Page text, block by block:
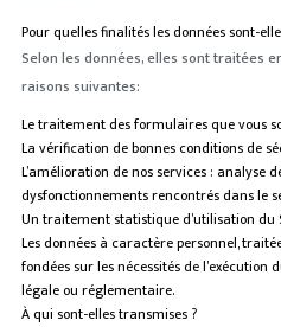
Pour quelles finalités les données sont-
Selon les données, elles sont traitées
raisons suivantes:
Le traitement des formulaires que vous
La vérification de bonnes conditions de
L’amélioration de nos services : analyse
dysfonctionnements rencontrés dans le
Un traitement statistique d’utilisation du
Les données à caractère personnel,
fondées sur les nécessités de l’exécution
légale ou réglementaire.
À qui sont-elles transmises ?